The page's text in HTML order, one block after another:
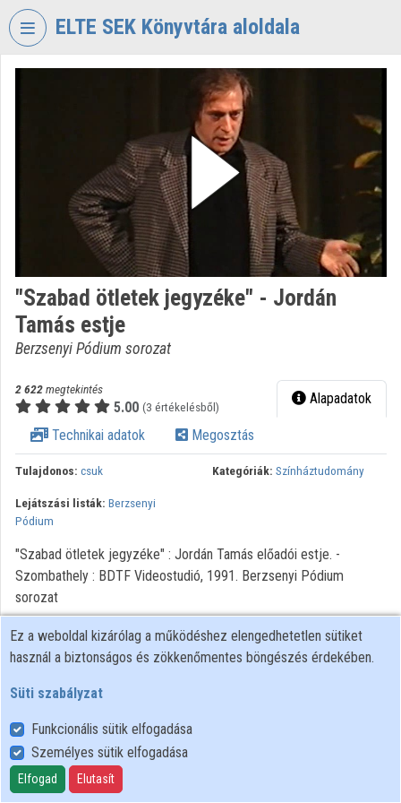
Fejléc kihagyása
ELTE SEK Könyvtára aloldala
KÖNYVTÁR
Intézményi kezdőlap
Bejelentkezés
Intézményi felfedezés
Kategóriák
Intézmények
Közreműködők
"Szabad ötletek jegyzéke" - Jordán
Tamás estje
Berzsenyi Pódium sorozat
2 622megtekintés
5.00 (3 értékelésből) Alapadatok
Technikai adatok Megosztás
Tulajdonos: csuk Kategóriák: Színháztudomány
Lejátszási listák: Berzsenyi
Pódium
"Szabad ötletek jegyzéke" : Jordán Tamás előadói estje. -
Szombathely : BDTF Videostudió, 1991. Berzsenyi Pódium
sorozat
Felhasználói szabályzat
Adatkezelési tájékoztató
Süti szabályzat
Ez a weboldal kizárólag a működéshez elengedhetetlen sütiket
használ a biztonságos és zökkenőmentes böngészés érdekében.
Süti szabályzat
Funkcionális sütik elfogadása
Személyes sütik elfogadása
Elfogad Elutasít